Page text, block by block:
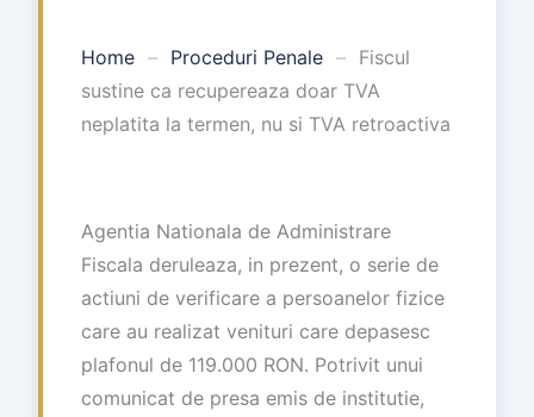
Home – Proceduri Penale – Fiscul
sustine ca recupereaza doar TVA
neplatita la termen, nu si TVA retroactiva
Agentia Nationala de Administrare
Fiscala deruleaza, in prezent, o serie de
actiuni de verificare a persoanelor fizice
care au realizat venituri care depasesc
plafonul de 119.000 RON. Potrivit unui
comunicat de presa emis de institutie,